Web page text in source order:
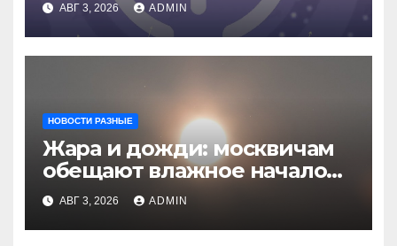
АВГ 3, 2026 ADMIN
НОВОСТИ РАЗНЫЕ
Жара и дожди: москвичам
обещают влажное начало
августа
АВГ 3, 2026 ADMIN